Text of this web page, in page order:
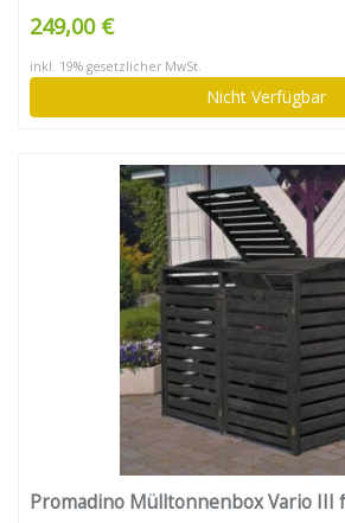
Mülltonnen (schwarz – grau) für den
mit Bodenplatte
249,00 €
inkl. 19% gesetzlicher MwSt.
Nicht Verfügbar
Promadino Mülltonnenbox Vario III